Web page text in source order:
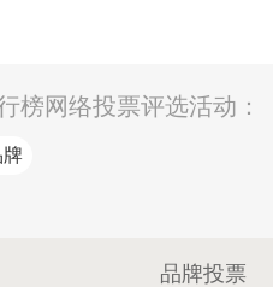
榜网络投票评选活动：
牌
品牌投票